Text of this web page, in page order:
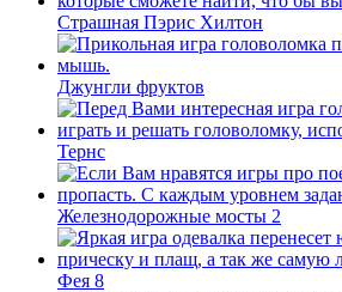
Страшная Пэрис Хилтон
Джунгли фруктов
Тернс
Железнодорожные мосты 2
Фея 8